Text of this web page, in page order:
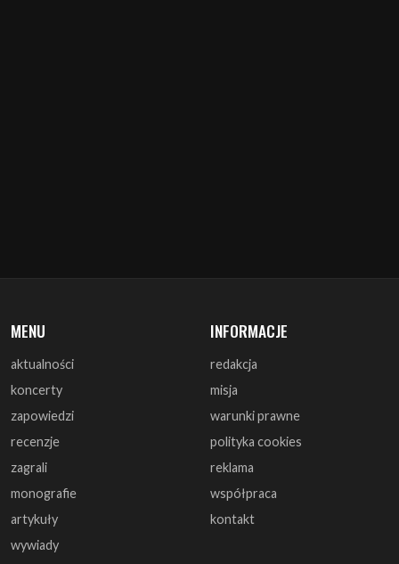
MENU
aktualności
koncerty
zapowiedzi
recenzje
zagrali
monografie
artykuły
wywiady
INFORMACJE
redakcja
misja
warunki prawne
polityka cookies
reklama
współpraca
kontakt